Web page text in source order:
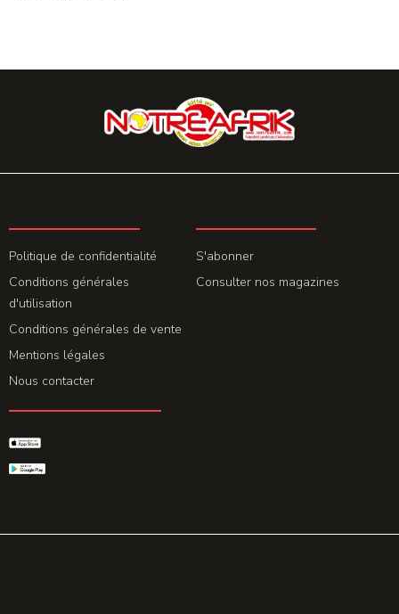
Politique de confidentialité
Conditions générales
d'utilisation
Conditions générales de vente
Mentions légales
Nous contacter
S'abonner
Consulter nos magazines